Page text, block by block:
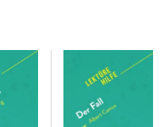
den Literaturpreis
Académie Française.
mit